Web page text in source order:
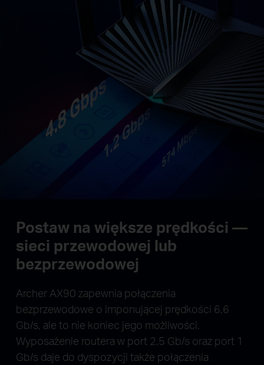
Postaw na większe prędkości —
sieci przewodowej lub
bezprzewodowej
Archer AX90 zapewnia połączenia
bezprzewodowe o imponującej prędkości 6,6
Gb/s, ale to nie koniec jego możliwości.
Wyposażenie routera w port 2,5 Gb/s oraz port 1
Gb/s daje do dyspozycji także połączenia